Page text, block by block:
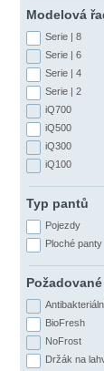
Modelová
Serie | 8
Serie | 6
Serie | 4
Serie | 2
iQ700
iQ500
iQ300
iQ100
Typ pantů
Pojezdy
Ploché panty
BioFresh
NoFrost
Držák na